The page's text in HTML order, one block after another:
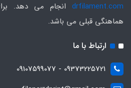
drfilament.com انجام می دهد.
هماهنگی قبلی می باشد.
ارتباط با ما
09373225721 - 09107599077